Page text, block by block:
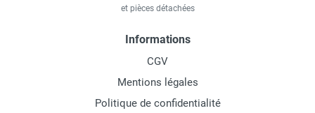
et pièces détachées
Informations
CGV
Mentions légales
Politique de confidentialité